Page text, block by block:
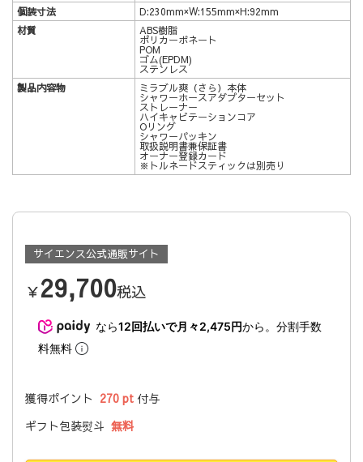
個装寸法
D:230mm×W:155mm×H:92mm
材質
ABS樹脂
ポリカーボネート
POM
ゴム(EPDM)
ステンレス
製品内容物
ミラブル爽（さら）本体
シャワーホースアダプターセット
ストレーナー
ハイキャビテーションコア
Oリング
シャワーパッキン
取扱説明書兼保証書
オーナー登録カード
※トルネードスティックは別売り
サイエンス公式通販サイト
￥29,700税込
なら12回払いで月々2,475円から。分割手数
料無料
獲得ポイント 270 pt 付与
ギフト包装熨斗 無料